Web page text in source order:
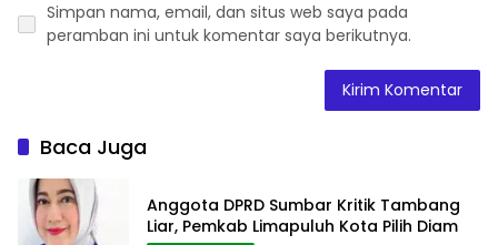
Simpan nama, email, dan situs web saya pada
peramban ini untuk komentar saya berikutnya.
Baca Juga
Anggota DPRD Sumbar Kritik Tambang
Liar, Pemkab Limapuluh Kota Pilih Diam